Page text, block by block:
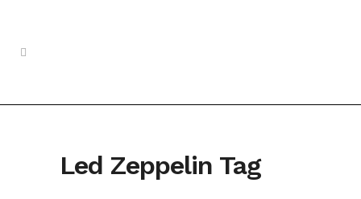
Led Zeppelin Tag